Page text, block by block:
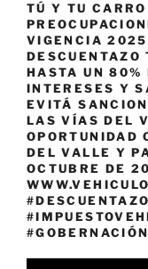
TÚ Y TU
VIGENCIA 2025
DESCUENTAZO
HASTA UN 80%
INTERESES Y
EVITÁ
LAS VÍAS DEL
OPORTUNIDAD
DEL VALLE Y
OCTUBRE DE